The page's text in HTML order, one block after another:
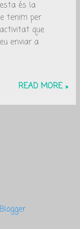
és la
tenim per
que
enviar a
READ MORE »